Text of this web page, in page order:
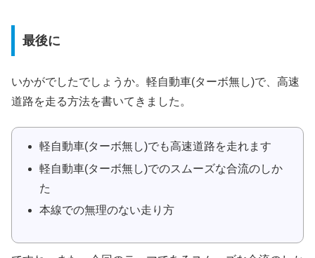
最後に
いかがでしたでしょうか。軽自動車(ターボ無し)で、高速
道路を走る方法を書いてきました。
軽自動車(ターボ無し)でも高速道路を走れます
軽自動車(ターボ無し)でのスムーズな合流のしか
た
本線での無理のない走り方